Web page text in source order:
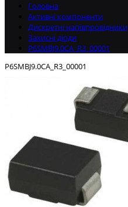
Головна
Активні компоненти
Дискретні напівпровідники
Захисні діоди
P6SMBJ9.0CA_R3_00001
P6SMBJ9.0CA_R3_00001